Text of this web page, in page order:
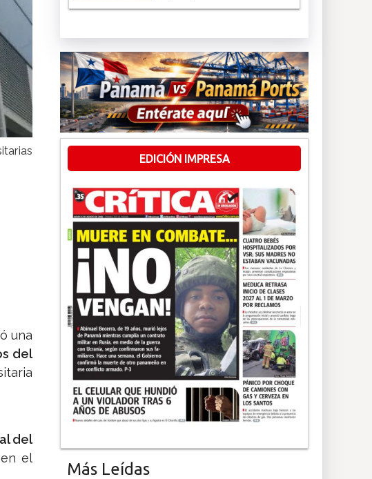
una
del
del
el
EDICIÓN IMPRESA
Más Leídas